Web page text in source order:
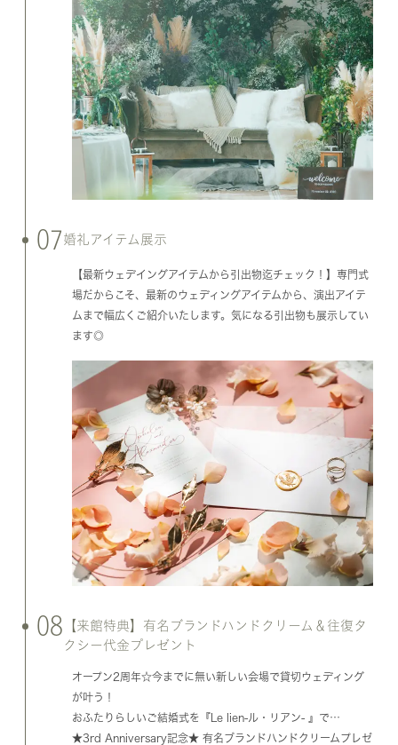
07 婚礼アイテム展示
【最新ウェデイングアイテムから引出物迄チェック！】専門式
場だからこそ、最新のウェディングアイテムから、演出アイテ
ムまで幅広くご紹介いたします。気になる引出物も展示してい
ます◎
08 【来館特典】有名ブランドハンドクリーム＆往復タ
クシー代金プレゼント
オープン2周年☆今までに無い新しい会場で貸切ウェディング
が叶う！
おふたりらしいご結婚式を『Le lien-ル・リアン- 』で…
★3rd Anniversary記念★ 有名ブランドハンドクリームプレゼ